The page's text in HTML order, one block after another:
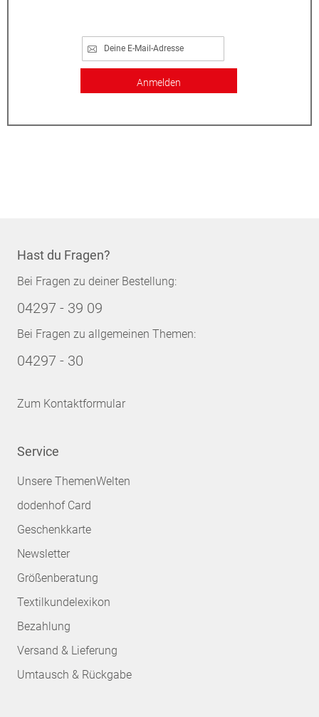
Anmelden
Hast du Fragen?
Bei Fragen zu deiner Bestellung:
04297 - 39 09
Bei Fragen zu allgemeinen Themen:
04297 - 30
Zum Kontaktformular
Service
Unsere ThemenWelten
dodenhof Card
Geschenkkarte
Newsletter
Größenberatung
Textilkundelexikon
Bezahlung
Versand & Lieferung
Umtausch & Rückgabe